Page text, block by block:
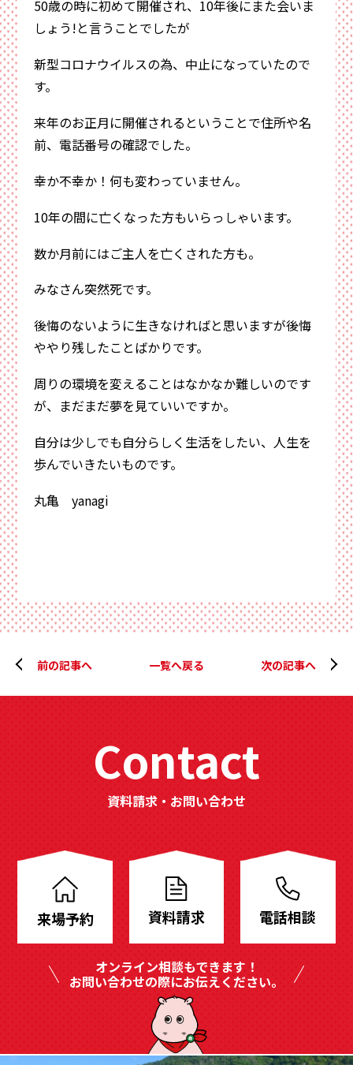
50歳の時に初めて開催され、10年後にまた会いま
しょう!と言うことでしたが
新型コロナウイルスの為、中止になっていたので
す。
来年のお正月に開催されるということで住所や名
前、電話番号の確認でした。
幸か不幸か！何も変わっていません。
10年の間に亡くなった方もいらっしゃいます。
数か月前にはご主人を亡くされた方も。
みなさん突然死です。
後悔のないように生きなければと思いますが後悔
ややり残したことばかりです。
周りの環境を変えることはなかなか難しいのです
が、まだまだ夢を見ていいですか。
自分は少しでも自分らしく生活をしたい、人生を
歩んでいきたいものです。
丸亀 yanagi
前の記事へ 一覧へ戻る 次の記事へ
Contact
資料請求・お問い合わせ
譲
ご
来場予約 資料請求 電話相談
オンライン相談もできます！
お問い合わせの際にお伝えください。